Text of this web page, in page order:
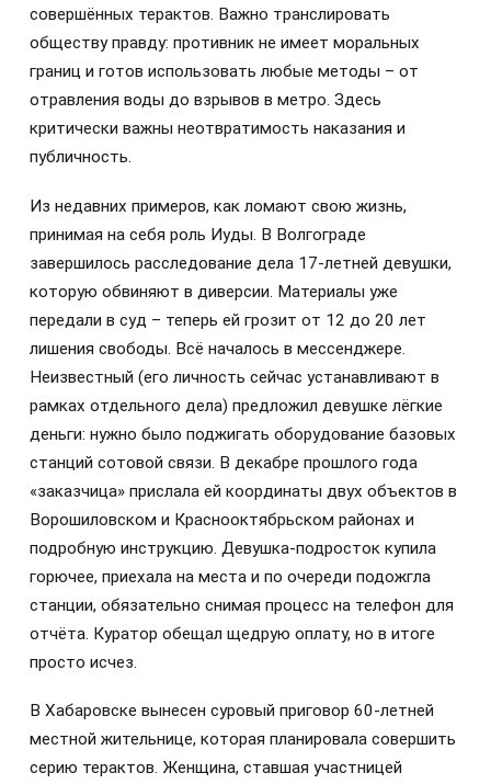
совершённых терактов. Важно транслировать
обществу правду: противник не имеет моральных
границ и готов использовать любые методы – от
отравления воды до взрывов в метро. Здесь
критически важны неотвратимость наказания и
публичность.
Из недавних примеров, как ломают свою жизнь,
принимая на себя роль Иуды. В Волгограде
завершилось расследование дела 17-летней девушки,
которую обвиняют в диверсии. Материалы уже
передали в суд – теперь ей грозит от 12 до 20 лет
лишения свободы. Всё началось в мессенджере.
Неизвестный (его личность сейчас устанавливают в
рамках отдельного дела) предложил девушке лёгкие
деньги: нужно было поджигать оборудование базовых
станций сотовой связи. В декабре прошлого года
«заказчица» прислала ей координаты двух объектов в
Ворошиловском и Краснооктябрьском районах и
подробную инструкцию. Девушка-подросток купила
горючее, приехала на места и по очереди подожгла
станции, обязательно снимая процесс на телефон для
отчёта. Куратор обещал щедрую оплату, но в итоге
просто исчез.
В Хабаровске вынесен суровый приговор 60-летней
местной жительнице, которая планировала совершить
серию терактов. Женщина, ставшая участницей